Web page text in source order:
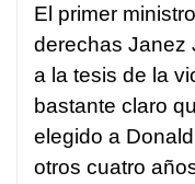
El primer
derechas Janez
a la tesis de la
bastante claro
elegido a
otros cuatro